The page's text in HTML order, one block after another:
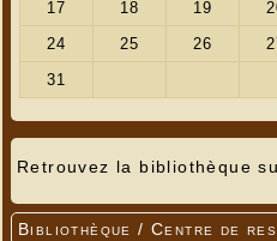
Retrouvez la bibliothèque
Bibliothèque / Centre de